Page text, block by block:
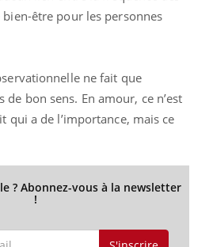
être pour les personnes
ne fait que
bon sens. En amour, ce n’est
qui a de l’importance, mais ce
? Abonnez-vous à la newsletter
!